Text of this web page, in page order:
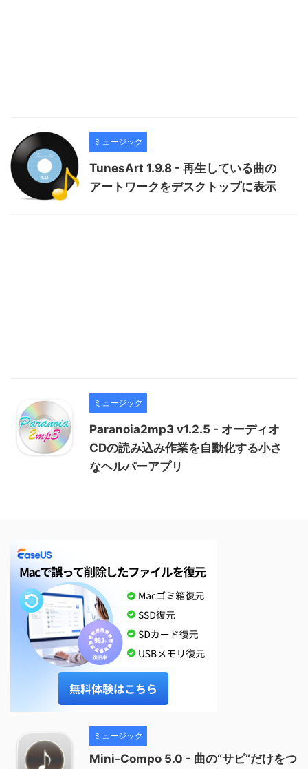
ミュージック
TunesArt 1.9.8 - 再生している曲の
アートワークをデスクトップに表示
ミュージック
Paranoia2mp3 v1.2.5 - オーディオ
CDの読み込み作業を自動化する小さ
なヘルパーアプリ
ミュージック
Mini-Compo 5.0 - 曲の“サビ”だけをつ